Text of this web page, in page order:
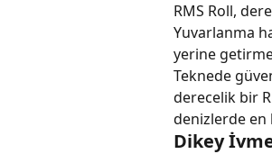
RMS Roll,
Yuvarlanma
yerine
Teknede
derecelik bir
denizlerde en
Dikey